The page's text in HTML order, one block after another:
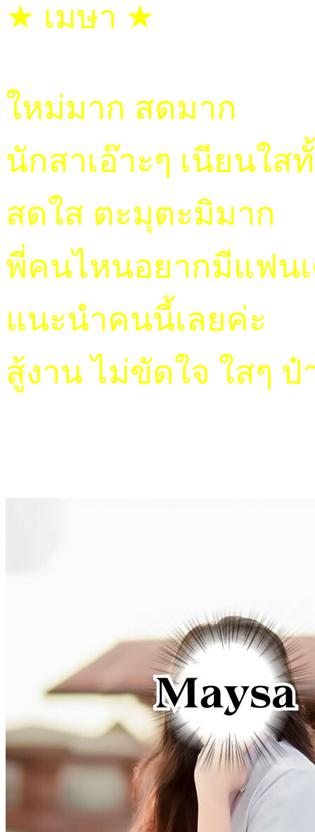
★ เมษา ★
ใหม่มาก สดมาก
นักสาเอ๊าะๆ เนียนใส
สดใส ตะมุตะมิมาก
พี่คนไหนอยากมีแฟน
แนะนำคนนี้เลยค่ะ
สู้งาน ไม่ขัดใจ ใสๆ ป๋